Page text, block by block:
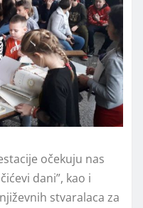
očekuju nas
dani”, kao i
stvaralaca za